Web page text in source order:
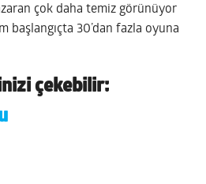
çok daha temiz görünüyor
başlangıçta 30’dan fazla oyuna
çekebilir: